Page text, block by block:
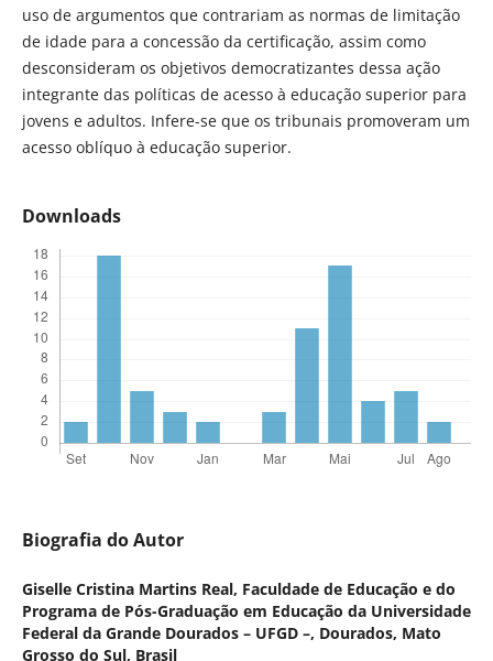
uso de argumentos que contrariam as normas de limitação
de idade para a concessão da certificação, assim como
desconsideram os objetivos democratizantes dessa ação
integrante das políticas de acesso à educação superior para
jovens e adultos. Infere-se que os tribunais promoveram um
acesso oblíquo à educação superior.
Downloads
Biografia do Autor
Giselle Cristina Martins Real, Faculdade de Educação e do
Programa de Pós-Graduação em Educação da Universidade
Federal da Grande Dourados – UFGD –, Dourados, Mato
Grosso do Sul, Brasil